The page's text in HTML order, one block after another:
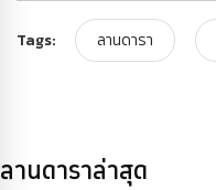
Tags: ลานดารา
ลานดาราล่าสุด